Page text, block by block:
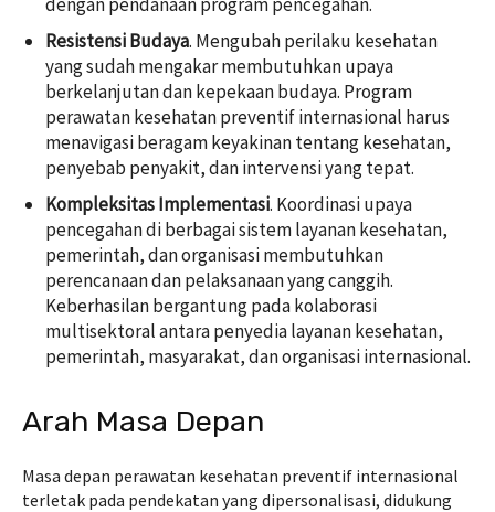
Resistensi Budaya. Mengubah perilaku kesehatan
yang sudah mengakar membutuhkan upaya
berkelanjutan dan kepekaan budaya. Program
perawatan kesehatan preventif internasional harus
menavigasi beragam keyakinan tentang kesehatan,
penyebab penyakit, dan intervensi yang tepat.
Kompleksitas Implementasi. Koordinasi upaya
pencegahan di berbagai sistem layanan kesehatan,
pemerintah, dan organisasi membutuhkan
perencanaan dan pelaksanaan yang canggih.
Keberhasilan bergantung pada kolaborasi
multisektoral antara penyedia layanan kesehatan,
pemerintah, masyarakat, dan organisasi internasional.
Arah Masa Depan
Masa depan perawatan kesehatan preventif internasional
terletak pada pendekatan yang dipersonalisasi, didukung